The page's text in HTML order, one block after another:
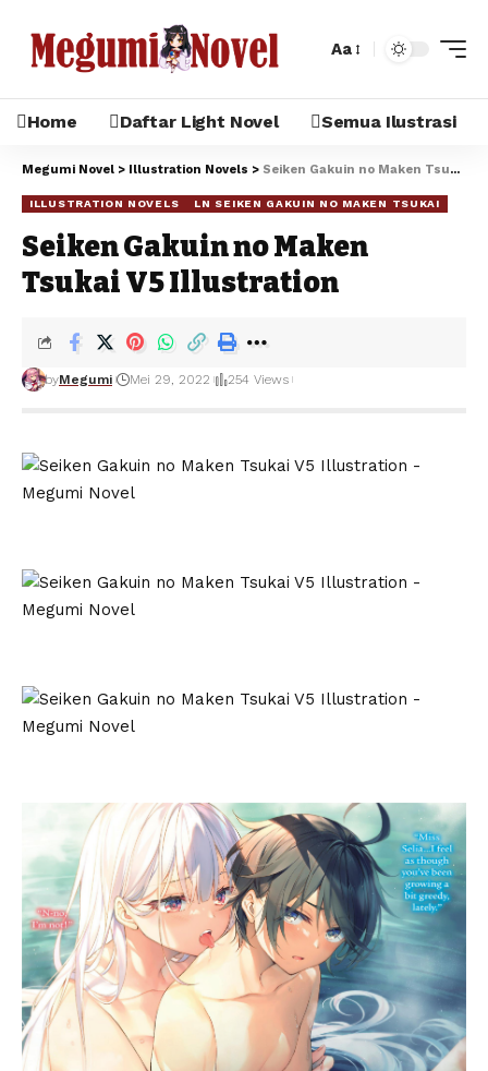
Aa
Home Daftar Light Novel Semua Ilustrasi
Megumi Novel > Illustration Novels > Seiken Gakuin no Maken Tsukai V5 Illustration
ILLUSTRATION NOVELS LN SEIKEN GAKUIN NO MAKEN TSUKAI
Seiken Gakuin no Maken
Tsukai V5 Illustration
byMegumi Mei 29, 2022 254 Views